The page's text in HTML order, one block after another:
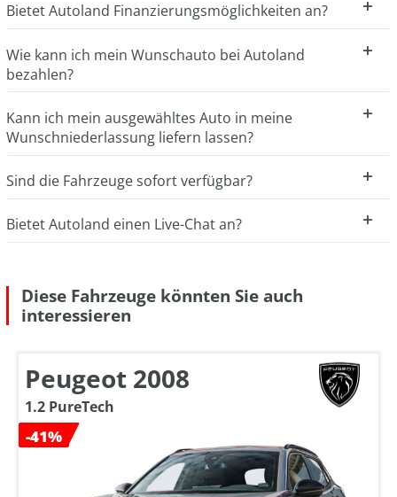
Bietet Autoland Finanzierungsmöglichkeiten an?
Wie kann ich mein Wunschauto bei Autoland
bezahlen?
Kann ich mein ausgewähltes Auto in meine
Wunschniederlassung liefern lassen?
Sind die Fahrzeuge sofort verfügbar?
Bietet Autoland einen Live-Chat an?
Diese Fahrzeuge könnten Sie auch
interessieren
Peugeot 2008
1.2 PureTech
-41%